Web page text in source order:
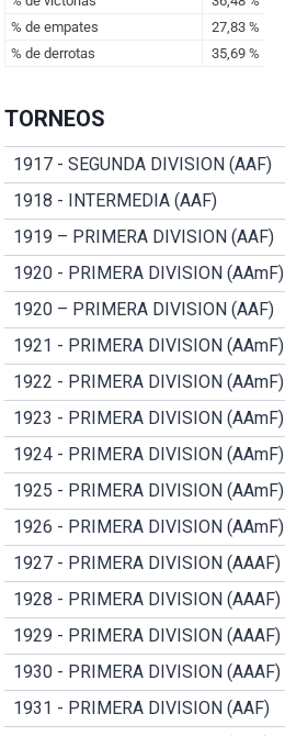
TORNEOS
1917 - SEGUNDA DIVISION (AAF)
1918 - INTERMEDIA (AAF)
1919 – PRIMERA DIVISION (AAF)
1920 - PRIMERA DIVISION (AAmF)
1920 – PRIMERA DIVISION (AAF)
1921 - PRIMERA DIVISION (AAmF)
1922 - PRIMERA DIVISION (AAmF)
1923 - PRIMERA DIVISION (AAmF)
1924 - PRIMERA DIVISION (AAmF)
1925 - PRIMERA DIVISION (AAmF)
1926 - PRIMERA DIVISION (AAmF)
1927 - PRIMERA DIVISION (AAAF)
1928 - PRIMERA DIVISION (AAAF)
1929 - PRIMERA DIVISION (AAAF)
1930 - PRIMERA DIVISION (AAAF)
1931 - PRIMERA DIVISION (AAF)